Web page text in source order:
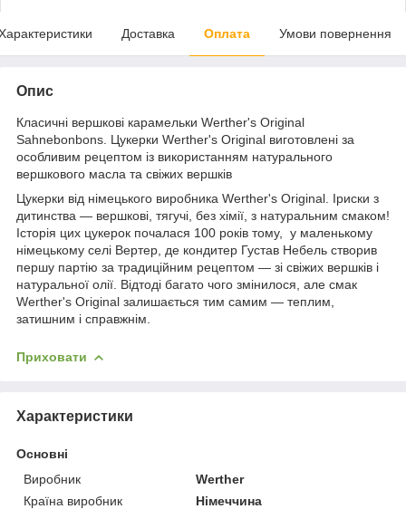
Доставка Оплата Умови повернення
Опис
Класичні вершкові карамельки Werther's Original
Sahnebonbons. Цукерки Werther's Original виготовлені за
особливим рецептом із використанням натурального
вершкового масла та свіжих вершків
Цукерки від німецького виробника Werther's Original. Іриски з
дитинства — вершкові, тягучі, без хімії, з натуральним смаком!
Історія цих цукерок почалася 100 років тому, у маленькому
німецькому селі Вертер, де кондитер Густав Небель створив
першу партію за традиційним рецептом — зі свіжих вершків і
натуральної олії. Відтоді багато чого змінилося, але смак
Werther's Original залишається тим самим — теплим,
затишним і справжнім.
Приховати
Характеристики
Основні
Виробник
Werther
Країна виробник
Німеччина